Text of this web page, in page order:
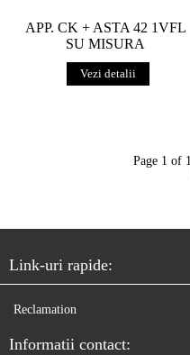
APP. CK + ASTA 42 1VFL
SU MISURA
Vezi detalii
Page 1 of 1
Link-uri rapide:
Reclamation
Informatii contact: